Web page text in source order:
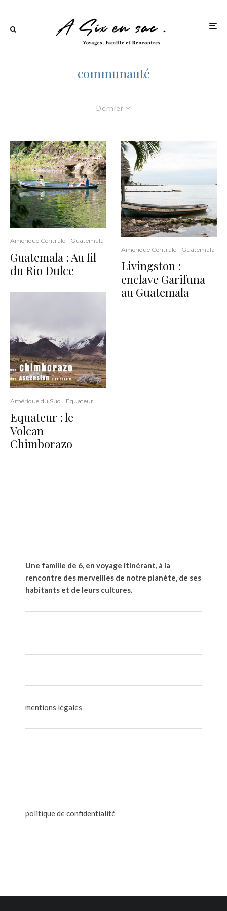
communauté
Dernier
Amerique Centrale Guatemala
Guatemala : Au fil
du Rio Dulce
Amérique du Sud Equateur
Equateur : le
Volcan
Chimborazo
Amerique Centrale Guatemala
Livingston :
enclave Garifuna
au Guatemala
Une famille de 6, en voyage itinérant, à la
rencontre des merveilles de notre planète, de ses
habitants et de leurs cultures.
mentions légales
politique de confidentialité